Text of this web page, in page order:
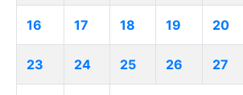
16 17 18 19 20
23 24 25 26 27